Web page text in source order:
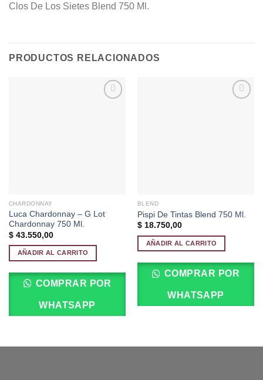
Clos De Los Sietes Blend 750 Ml.
PRODUCTOS RELACIONADOS
CHARDONNAY
Luca Chardonnay – G Lot
Chardonnay 750 Ml.
$43.550,00
AÑADIR AL CARRITO
COMPRAR POR
WHATSAPP
BLEND
Pispi De Tintas Blend 750 Ml.
$18.750,00
AÑADIR AL CARRITO
COMPRAR POR
WHATSAPP